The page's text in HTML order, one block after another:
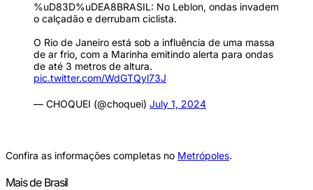
%uD83D%uDEA8BRASIL: No Leblon, ondas invadem
o calçadão e derrubam ciclista.
O Rio de Janeiro está sob a influência de uma massa
de ar frio, com a Marinha emitindo alerta para ondas
de até 3 metros de altura.
pic.twitter.com/WdGTQyl73J
— CHOQUEI (@choquei) July 1, 2024
Confira as informações completas no Metrópoles.
Mais de Brasil